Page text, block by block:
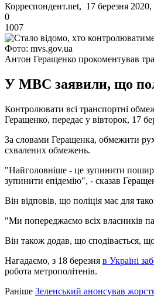
Корреспондент.net, 17 березня 2020,
0
1007
Фото: mvs.gov.ua
Антон Геращенко прокоментував
У МВС заявили, що
Контролювати всі транспортні
Геращенко, передає у вівторок, 17
За словами Геращенка, обмежити рух
схвалених обмежень.
"Найголовніше - це зупинити
зупинити епідемію", - сказав
Він відповів, що поліція має для
"Ми попереджаємо всіх власників
Він також додав, що сподівається,
Нагадаємо, з 18 березня в Україні
робота метрополітенів.
Раніше Зеленський анонсував